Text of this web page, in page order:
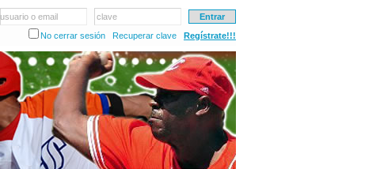
usuario o email
clave
No cerrar sesión
Recuperar clave Regístrate!!!